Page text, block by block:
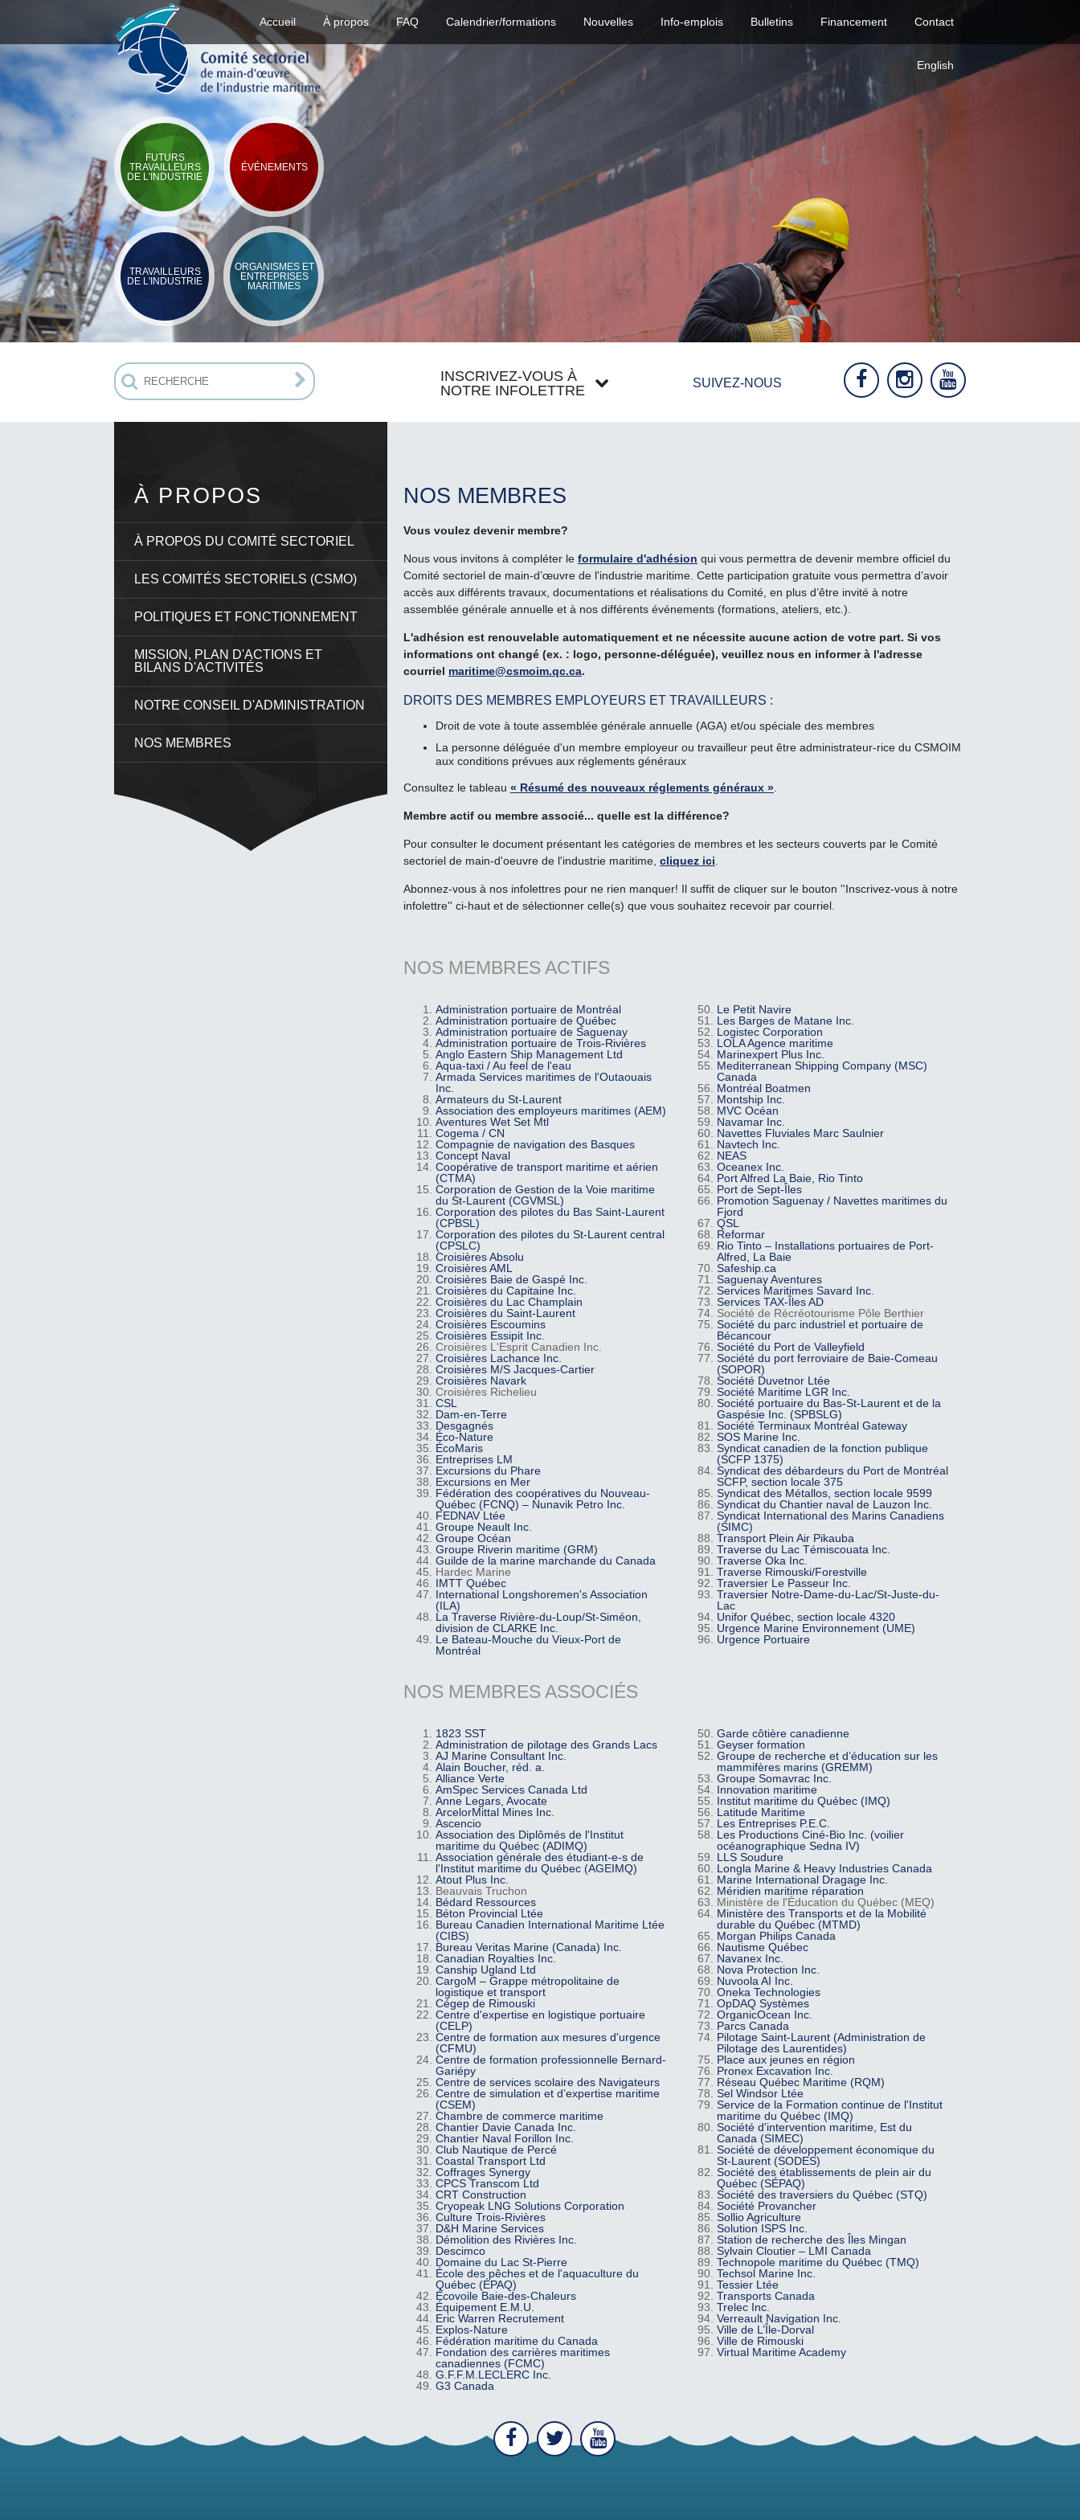
Accueil À propos FAQ Calendrier/formations Nouvelles Info-emplois Bulletins Financement Contact
English
FUTURS
TRAVAILLEURS
DE L'INDUSTRIE
ÉVÉNEMENTS
TRAVAILLEURS
DE L'INDUSTRIE
ORGANISMES ET
ENTREPRISES
MARITIMES
INSCRIVEZ-VOUS À
NOTRE INFOLETTRE
SUIVEZ-NOUS
À PROPOS
À PROPOS DU COMITÉ SECTORIEL
LES COMITÉS SECTORIELS (CSMO)
POLITIQUES ET FONCTIONNEMENT
MISSION, PLAN D'ACTIONS ET
BILANS D'ACTIVITÉS
NOTRE CONSEIL D'ADMINISTRATION
NOS MEMBRES
NOS MEMBRES
Vous voulez devenir membre?
Nous vous invitons à compléter le formulaire d'adhésion qui vous permettra de devenir membre officiel du
Comité sectoriel de main-d’œuvre de l'industrie maritime. Cette participation gratuite vous permettra d’avoir
accès aux différents travaux, documentations et réalisations du Comité, en plus d’être invité à notre
assemblée générale annuelle et à nos différents événements (formations, ateliers, etc.).
L'adhésion est renouvelable automatiquement et ne nécessite aucune action de votre part. Si vos
informations ont changé (ex. : logo, personne-déléguée), veuillez nous en informer à l'adresse
courriel maritime@csmoim.qc.ca.
DROITS DES MEMBRES EMPLOYEURS ET TRAVAILLEURS :
Droit de vote à toute assemblée générale annuelle (AGA) et/ou spéciale des membres
La personne déléguée d'un membre employeur ou travailleur peut être administrateur-rice du CSMOIM
aux conditions prévues aux réglements généraux
Consultez le tableau « Résumé des nouveaux réglements généraux ».
Membre actif ou membre associé... quelle est la différence?
Pour consulter le document présentant les catégories de membres et les secteurs couverts par le Comité
sectoriel de main-d'oeuvre de l'industrie maritime, cliquez ici
Abonnez-vous à nos infolettres pour ne rien manquer! Il suffit de cliquer sur le bouton ''Inscrivez-vous à notre
infolettre'' ci-haut et de sélectionner celle(s) que vous souhaitez recevoir par courriel.
NOS MEMBRES ACTIFS
Administration portuaire de Montréal
Administration portuaire de Québec
Administration portuaire de Saguenay
Administration portuaire de Trois-Rivières
Anglo Eastern Ship Management Ltd
Aqua-taxi / Au feel de l'eau
Armada Services maritimes de l'Outaouais
Inc.
Armateurs du St-Laurent
Association des employeurs maritimes (AEM)
Aventures Wet Set Mtl
Cogema / CN
Compagnie de navigation des Basques
Concept Naval
Coopérative de transport maritime et aérien
(CTMA)
Corporation de Gestion de la Voie maritime
du St-Laurent (CGVMSL)
Corporation des pilotes du Bas Saint-Laurent
(CPBSL)
Corporation des pilotes du St-Laurent central
(CPSLC)
Croisières Absolu
Croisières AML
Croisières Baie de Gaspé Inc.
Croisières du Capitaine Inc.
Croisières du Lac Champlain
Croisières du Saint-Laurent
Croisières Escoumins
Croisières Essipit Inc.
Croisières L'Esprit Canadien Inc.
Croisières Lachance Inc.
Croisières M/S Jacques-Cartier
Croisières Navark
Croisières Richelieu
CSL
Dam-en-Terre
Desgagnés
Éco-Nature
ÉcoMaris
Entreprises LM
Excursions du Phare
Excursions en Mer
Fédération des coopératives du Nouveau-
Québec (FCNQ) – Nunavik Petro Inc.
FEDNAV Ltée
Groupe Neault Inc.
Groupe Océan
Groupe Riverin maritime (GRM)
Guilde de la marine marchande du Canada
Hardec Marine
IMTT Québec
International Longshoremen's Association
(ILA)
La Traverse Rivière-du-Loup/St-Siméon,
division de CLARKE Inc.
Le Bateau-Mouche du Vieux-Port de
Montréal
Le Petit Navire
Les Barges de Matane Inc.
Logistec Corporation
LOLA Agence maritime
Marinexpert Plus Inc.
Mediterranean Shipping Company (MSC)
Canada
Montréal Boatmen
Montship Inc.
MVC Océan
Navamar Inc.
Navettes Fluviales Marc Saulnier
Navtech Inc.
NEAS
Oceanex Inc.
Port Alfred La Baie, Rio Tinto
Port de Sept-Îles
Promotion Saguenay / Navettes maritimes du
Fjord
QSL
Reformar
Rio Tinto – Installations portuaires de Port-
Alfred, La Baie
Safeship.ca
Saguenay Aventures
Services Maritimes Savard Inc.
Services TAX-Îles AD
Société de Récréotourisme Pôle Berthier
Société du parc industriel et portuaire de
Bécancour
Société du Port de Valleyfield
Société du port ferroviaire de Baie-Comeau
(SOPOR)
Société Duvetnor Ltée
Société Maritime LGR Inc.
Société portuaire du Bas-St-Laurent et de la
Gaspésie Inc. (SPBSLG)
Société Terminaux Montréal Gateway
SOS Marine Inc.
Syndicat canadien de la fonction publique
(SCFP 1375)
Syndicat des débardeurs du Port de Montréal
SCFP, section locale 375
Syndicat des Métallos, section locale 9599
Syndicat du Chantier naval de Lauzon Inc.
Syndicat International des Marins Canadiens
(SIMC)
Transport Plein Air Pikauba
Traverse du Lac Témiscouata Inc.
Traverse Oka Inc.
Traverse Rimouski/Forestville
Traversier Le Passeur Inc.
Traversier Notre-Dame-du-Lac/St-Juste-du-
Lac
Unifor Québec, section locale 4320
Urgence Marine Environnement (UME)
Urgence Portuaire
NOS MEMBRES ASSOCIÉS
1823 SST
Administration de pilotage des Grands Lacs
AJ Marine Consultant Inc.
Alain Boucher, réd. a.
Alliance Verte
AmSpec Services Canada Ltd
Anne Legars, Avocate
ArcelorMittal Mines Inc.
Ascencio
Association des Diplômés de l'Institut
maritime du Québec (ADIMQ)
Association générale des étudiant-e-s de
l'Institut maritime du Québec (AGEIMQ)
Atout Plus Inc.
Beauvais Truchon
Bédard Ressources
Béton Provincial Ltée
Bureau Canadien International Maritime Ltée
(CIBS)
Bureau Veritas Marine (Canada) Inc.
Canadian Royalties Inc.
Canship Ugland Ltd
CargoM – Grappe métropolitaine de
logistique et transport
Cégep de Rimouski
Centre d'expertise en logistique portuaire
(CELP)
Centre de formation aux mesures d'urgence
(CFMU)
Centre de formation professionnelle Bernard-
Gariépy
Centre de services scolaire des Navigateurs
Centre de simulation et d’expertise maritime
(CSEM)
Chambre de commerce maritime
Chantier Davie Canada Inc.
Chantier Naval Forillon Inc.
Club Nautique de Percé
Coastal Transport Ltd
Coffrages Synergy
CPCS Transcom Ltd
CRT Construction
Cryopeak LNG Solutions Corporation
Culture Trois-Rivières
D&H Marine Services
Démolition des Rivières Inc.
Descimco
Domaine du Lac St-Pierre
École des pêches et de l'aquaculture du
Québec (ÉPAQ)
Écovoile Baie-des-Chaleurs
Équipement E.M.U.
Eric Warren Recrutement
Explos-Nature
Fédération maritime du Canada
Fondation des carrières maritimes
canadiennes (FCMC)
G.F.F.M.LECLERC Inc.
G3 Canada
Garde côtière canadienne
Geyser formation
Groupe de recherche et d’éducation sur les
mammifères marins (GREMM)
Groupe Somavrac Inc.
Innovation maritime
Institut maritime du Québec (IMQ)
Latitude Maritime
Les Entreprises P.E.C.
Les Productions Ciné-Bio Inc. (voilier
océanographique Sedna IV)
LLS Soudure
Longla Marine & Heavy Industries Canada
Marine International Dragage Inc.
Méridien maritime réparation
Ministère de l'Éducation du Québec (MEQ)
Ministère des Transports et de la Mobilité
durable du Québec (MTMD)
Morgan Philips Canada
Nautisme Québec
Navanex Inc.
Nova Protection Inc.
Nuvoola AI Inc.
Oneka Technologies
OpDAQ Systèmes
OrganicOcean Inc.
Parcs Canada
Pilotage Saint-Laurent (Administration de
Pilotage des Laurentides)
Place aux jeunes en région
Pronex Excavation Inc.
Réseau Québec Maritime (RQM)
Sel Windsor Ltée
Service de la Formation continue de l'Institut
maritime du Québec (IMQ)
Société d'intervention maritime, Est du
Canada (SIMEC)
Société de développement économique du
St-Laurent (SODES)
Société des établissements de plein air du
Québec (SÉPAQ)
Société des traversiers du Québec (STQ)
Société Provancher
Sollio Agriculture
Solution ISPS Inc.
Station de recherche des Îles Mingan
Sylvain Cloutier – LMI Canada
Technopole maritime du Québec (TMQ)
Techsol Marine Inc.
Tessier Ltée
Transports Canada
Trelec Inc.
Verreault Navigation Inc.
Ville de L’Île-Dorval
Ville de Rimouski
Virtual Maritime Academy